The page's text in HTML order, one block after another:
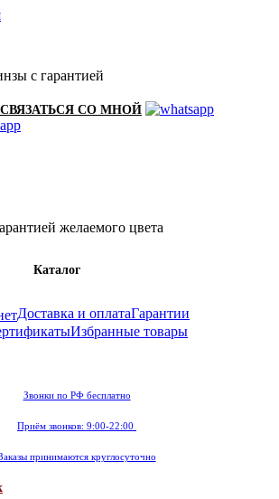
с гарантией
СВЯЗАТЬСЯ СО МНОЙ
желаемого цвета
Каталог
Доставка и оплатаГарантии
Избранные товары
Звонки по РФ бесплатно
Приём звонков: 9:00-22:00
принимаются круглосуточно